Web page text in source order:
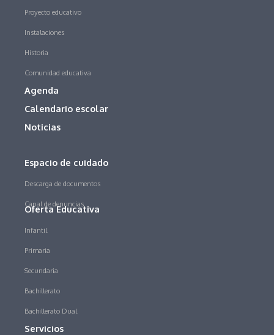
Proyecto educativo
Instalaciones
Historia
Comunidad educativa
Agenda
Calendario escolar
Noticias
Espacio de cuidado
Descarga de documentos
Canal de denuncias
Oferta Educativa
Infantil
Primaria
Secundaria
Bachillerato
Bachillerato Dual
Servicios